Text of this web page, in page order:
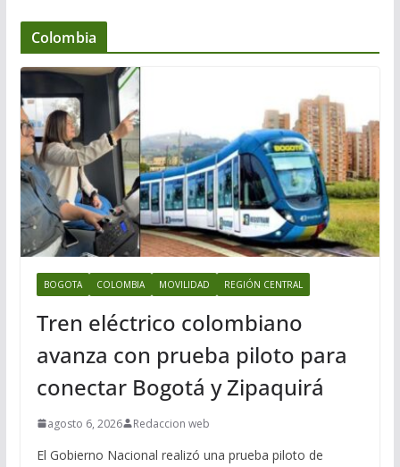
Colombia
BOGOTA COLOMBIA MOVILIDAD REGIÓN CENTRAL
Tren eléctrico colombiano
avanza con prueba piloto para
conectar Bogotá y Zipaquirá
agosto 6, 2026 Redaccion web
El Gobierno Nacional realizó una prueba piloto de